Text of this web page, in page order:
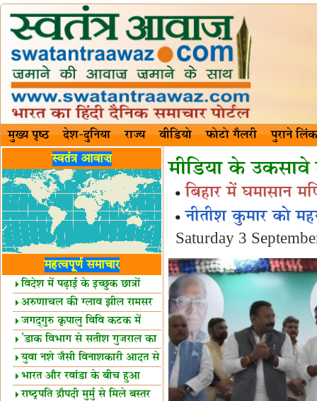
मुख्य पृष्ठ देश-दुनिया राज्य वीडियो फोटो गैलरी पुराने लिंक
स्वतंत्र आवाज़
महत्वपूर्ण समाचार
विदेश में पढ़ाई के इच्छुक छात्रों
केलिए खुशखबरी!
अरुणाचल की ग्लाव झील रामसर
स्थल घोषित
जगद्गुरु कृपालु विवि कटक में
शैक्षिक सत्र शुरू
'डाक विभाग से सतीश गुजराल का
रिश्ता गहरा'
युवा नशे जैसी विनाशकारी आदत से
दूर रहें-मोदी
भारत और रवांडा के बीच हुआ
व्यापार विस्तार
राष्ट्रपति द्रौपदी मुर्मु से मिले बस्तर
मीडिया के
बिहार में घमासान
नीतीश कुमार को
Saturday 3